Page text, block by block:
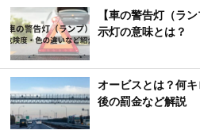
【車の警告灯（ラ
示灯の意味とは？
オービスとは？何
後の罰金など解説